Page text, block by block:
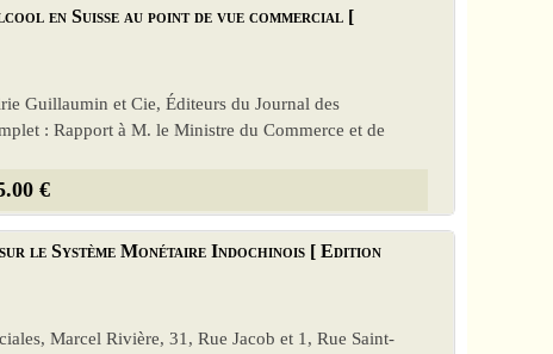
en Suisse au point de vue commercial [
Guillaumin et Cie, Éditeurs du Journal des
: Rapport à M. le Ministre du Commerce et de
€
le Système Monétaire Indochinois [ Edition
Marcel Rivière, 31, Rue Jacob et 1, Rue Saint-